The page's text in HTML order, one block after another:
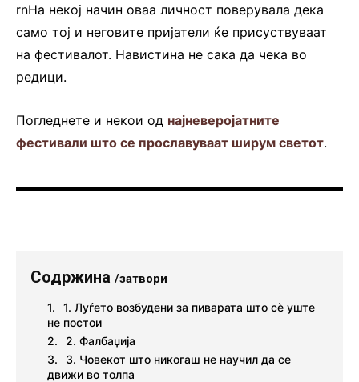
rnНа некој начин оваа личност поверувала дека
само тој и неговите пријатели ќе присуствуваат
на фестивалот. Навистина не сака да чека во
редици.
Погледнете и некои од најневеројатните
фестивали што се прославуваат ширум светот.
Содржина /затвори
1. Луѓето возбудени за пиварата што сè уште
не постои
2. Фалбаџија
3. Човекот што никогаш не научил да се
движи во толпа